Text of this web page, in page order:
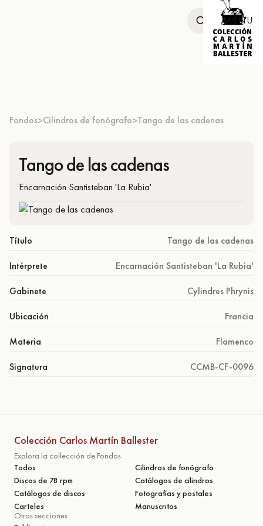
MENU
Fondos>Cilindros de fonógrafo>Tango de las cadenas
Tango de las cadenas
Encarnación Santisteban 'La Rubia'
Título Tango de las cadenas
Intérprete Encarnación Santisteban 'La Rubia'
Gabinete Cylindres Phrynis
Ubicación Francia
Materia Flamenco
Signatura CCMB-CF-0096
Colección Carlos Martín Ballester
Explora la collección de Fondos
Todos
Cilindros de fonógrafo
Discos de 78 rpm
Catálogos de cilindros
Catálogos de discos
Fotografías y postales
Carteles
Manuscritos
Otras secciones